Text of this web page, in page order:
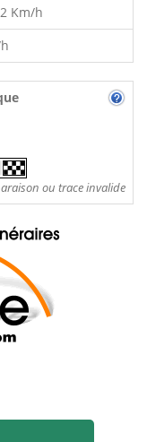
Km/h
ou trace invalide